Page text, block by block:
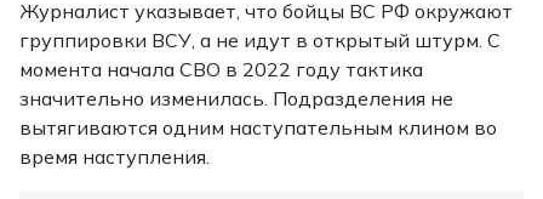
Журналист указывает, что бойцы ВС РФ окружают
группировки ВСУ, а не идут в открытый штурм. С
момента начала СВО в 2022 году тактика
значительно изменилась. Подразделения не
вытягиваются одним наступательным клином во
время наступления.